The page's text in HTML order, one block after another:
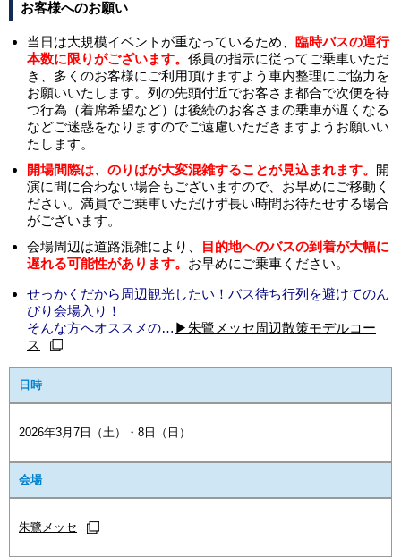
お客様へのお願い
当日は大規模イベントが重なっているため、 臨時バスの運行
本数に限りがございます。 係員の指示に従ってご乗車いただ
き、多くのお客様にご利用頂けますよう車内整理にご協力を
お願いいたします。列の先頭付近でお客さま都合で次便を待
つ行為（着席希望など）は後続のお客さまの乗車が遅くなる
などご迷惑をなりますのでご遠慮いただきますようお願いい
たします。
開場間際は、のりばが大変混雑することが見込まれます。 開
演に間に合わない場合もございますので、お早めにご移動く
ださい。満員でご乗車いただけず長い時間お待たせする場合
がございます。
会場周辺は道路混雑により、
目的地へのバスの到着が大幅に
遅れる可能性があります。 お早めにご乗車ください。
せっかくだから周辺観光したい！バス待ち行列を避けてのん
びり会場入り！
そんな方へオススメの… ▶朱鷺メッセ周辺散策モデルコー
ス
日時
2026年3月7日（土）・8日（日）
会場
朱鷺メッセ